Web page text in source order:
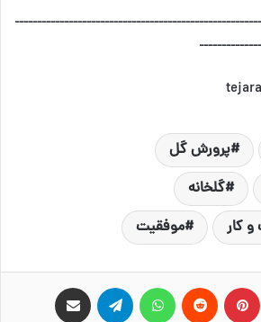
پرورش گل
گلخانه
کار
موفقیت
لینکدین ‫پین‌ترست ‫رددیت تلگرام